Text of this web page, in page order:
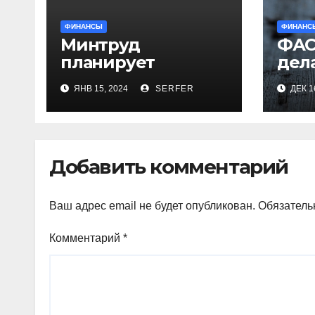
ФИНАНСЫ
Минтруд
планирует
проиндексировать
на 7,4% более 40
выплат и
ЯНВ 15, 2024 SERFER
ФАС
ДЕК
Добавить комментарий
Ваш адрес email не будет опубликован.
Комментарий *